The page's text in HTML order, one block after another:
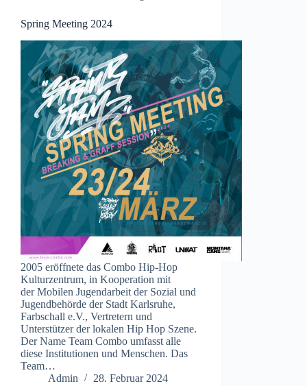
Spring Meeting 2024
2005 eröffnete das Combo Hip-Hop
Kulturzentrum, in Kooperation mit
der Mobilen Jugendarbeit der Sozial und
Jugendbehörde der Stadt Karlsruhe,
Farbschall e.V., Vertretern und
Unterstützer der lokalen Hip Hop Szene.
Der Name Team Combo umfasst alle
diese Institutionen und Menschen. Das
Team…
Admin
28. Februar 2024